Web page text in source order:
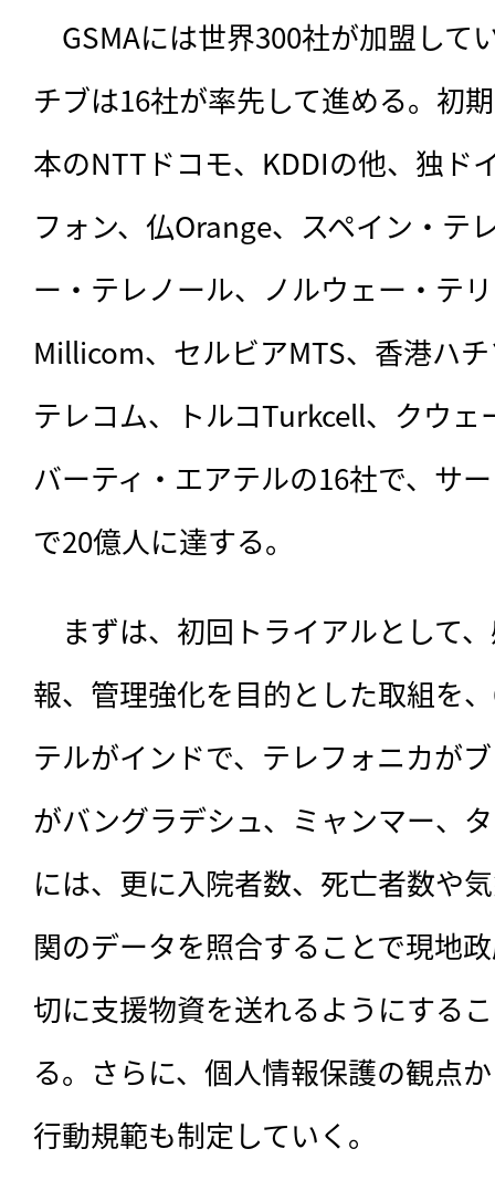
GSMAには世界300社が加盟して
チブは16社が率先して進める。初
本のNTTドコモ、KDDIの他、独ド
フォン、仏Orange、スペイン・テ
ー・テレノール、ノルウェー・テ
Millicom、セルビアMTS、香港ハ
テレコム、トルコTurkcell、クウェ
バーティ・エアテルの16社で、サ
で20億人に達する。
まずは、初回トライアルとして
報、管理強化を目的とした取組を
テルがインドで、テレフォニカが
がバングラデシュ、ミャンマー、
には、更に入院者数、死亡者数や
関のデータを照合することで現地
切に支援物資を送れるようにする
る。さらに、個人情報保護の観点
行動規範も制定していく。